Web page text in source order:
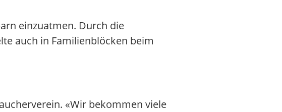
einzuatmen. Durch die
auch in Familienblöcken beim
«Wir bekommen viele